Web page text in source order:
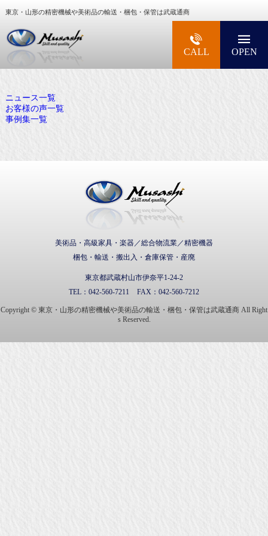
東京・山形の精密機械や美術品の輸送・梱包・保管は武蔵通商
大型精密機械・美術品・高級楽器の梱包・輸送
CALL OPEN
ニュース一覧
お客様の声一覧
事例集一覧
美術品・高級家具・楽器／総合物流業／精密機器
梱包・輸送・搬出入・倉庫保管・産廃
東京都武蔵村山市伊奈平1-24-2
TEL： 042-560-7211 FAX： 042-560-7212
Copyright © 東京・山形の精密機械や美術品の輸送・梱包・保管は武蔵通商 All Right
s Reserved.